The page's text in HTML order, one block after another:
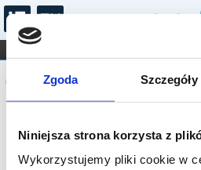
Zgoda Szczegóły
Niniejsza strona korzysta z
Wykorzystujemy pliki cookie w
FILHARMONIA OPERA I BALET
DLA DZIECI
Komunikat
Sprzedaż on-line
sprawdź dostępność